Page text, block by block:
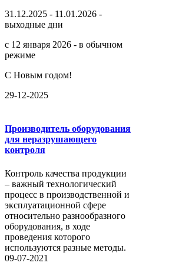
31.12.2025 - 11.01.2026 -
выходные дни
с 12 января 2026 - в обычном
режиме
С Новым годом!
29-12-2025
Производитель оборудования
для неразрушающего
контроля
Контроль качества продукции
– важный технологический
процесс в производственной и
эксплуатационной сфере
относительно разнообразного
оборудования, в ходе
проведения которого
используются разные методы.
09-07-2021